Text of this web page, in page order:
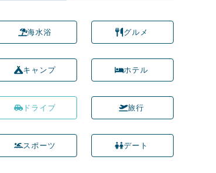
海水浴
キャンプ
ドライブ
スポーツ
グルメ
ホテル
旅行
デート